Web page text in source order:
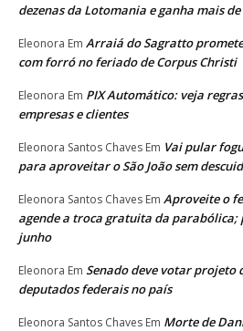
dezenas da Lotomania e ganha mais de
Eleonora Em Arraiá do Sagratto
com forró no feriado de Corpus Christi
Eleonora Em PIX Automático: veja
empresas e clientes
Eleonora Santos Chaves Em Vai pular
para aproveitar o São João sem
Eleonora Santos Chaves Em Aproveite o
agende a troca gratuita da parabólica;
junho
Eleonora Em Senado deve votar projeto
deputados federais no país
Eleonora Santos Chaves Em Morte de